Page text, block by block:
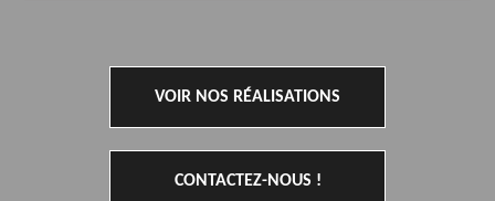
VOIR NOS RÉALISATIONS
CONTACTEZ-NOUS !